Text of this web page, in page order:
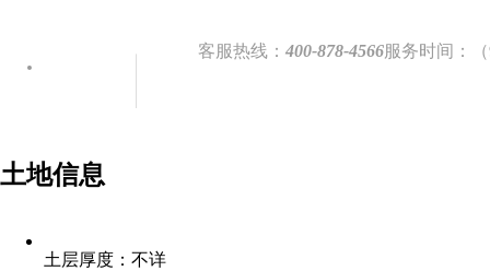
客服热线： 400-878-4566服务时间：（
土地信息
土层厚度： 不详